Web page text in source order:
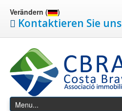
Verändern ( )
Kontaktieren Sie uns